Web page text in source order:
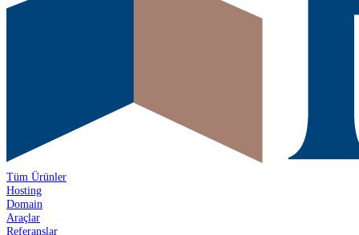
Tüm Ürünler
Hosting
Domain
Araçlar
Referanslar